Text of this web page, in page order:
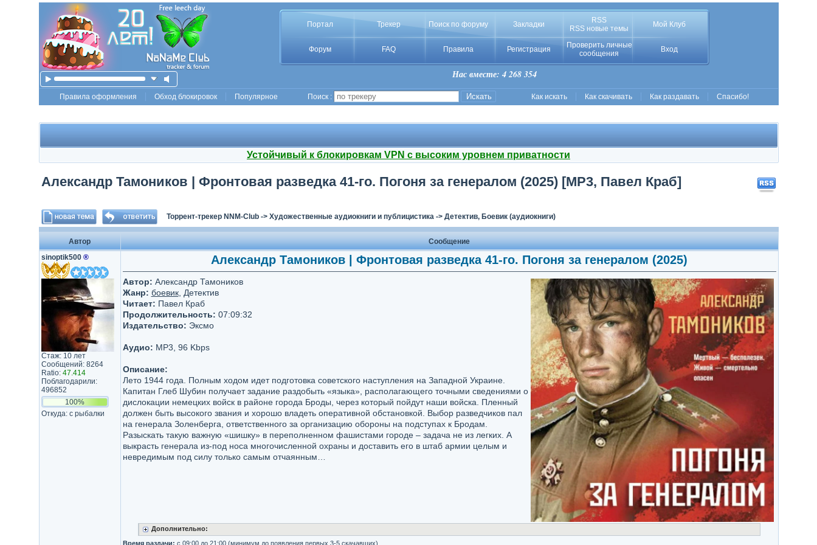
Портал Трекер Поиск по форуму Закладки
RSS
RSS новые темы
Мой Клуб
Форум FAQ Правила Регистрация
Проверить личные
сообщения
Вход
Нас вместе: 4 268 354
Правила оформления Обход блокировок Популярное Поиск : Как искать Как скачивать Как раздавать Спасибо!
Устойчивый к блокировкам VPN с высоким уровнем приватности
Александр Тамоников | Фронтовая разведка 41-го. Погоня за генералом (2025) [MP3, Павел Краб]
Торрент-трекер NNM-Club-> Художественные аудиокниги и публицистика-> Детектив, Боевик (аудиокниги)
Автор
Сообщение
sinoptik500 ®
Стаж: 10 лет
Сообщений: 8264
Ratio: 47.414
Поблагодарили:
496852
100%
Откуда: с рыбалки
Александр Тамоников | Фронтовая разведка 41-го. Погоня за генералом (2025)
Автор: Александр Тамоников
Жанр: боевик, Детектив
Читает: Павел Краб
Продолжительность: 07:09:32
Издательство: Эксмо
Аудио: MP3, 96 Kbps
Описание:
Лето 1944 года. Полным ходом идет подготовка советского наступления на Западной Украине.
Капитан Глеб Шубин получает задание раздобыть «языка», располагающего точными сведениями о
дислокации немецких войск в районе города Броды, через который пойдут наши войска. Пленный
должен быть высокого звания и хорошо владеть оперативной обстановкой. Выбор разведчиков пал
на генерала Золенберга, ответственного за организацию обороны на подступах к Бродам.
Разыскать такую важную «шишку» в переполненном фашистами городе – задача не из легких. А
выкрасть генерала из-под носа многочисленной охраны и доставить его в штаб армии целым и
невредимым под силу только самым отчаянным…
Дополнительно:
Время раздачи: с 09:00 до 21:00 (минимум до появления первых 3-5 скачавших)